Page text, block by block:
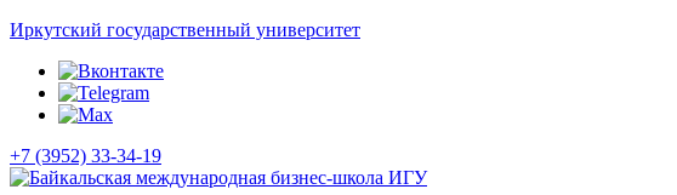
Иркутский государственный университет
+7 (3952) 33-34-19